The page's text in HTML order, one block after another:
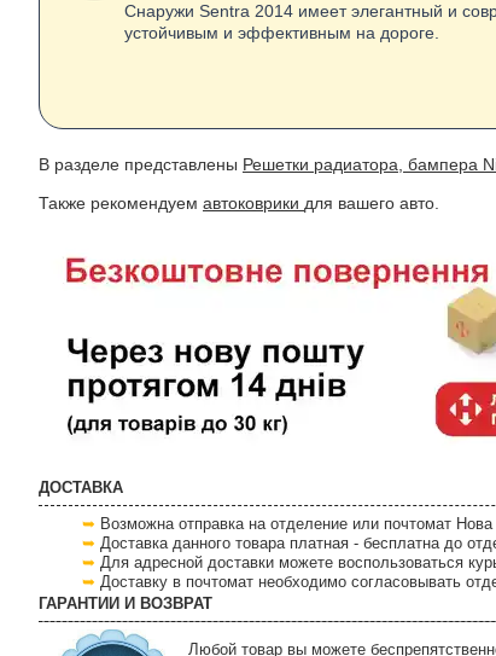
Снаружи Sentra 2014 имеет элегантный и
устойчивым и эффективным на дороге.
В разделе представлены Решетки радиатора, бампера
Также рекомендуем автоковрики для вашего авто.
ДОСТАВКА
Возможна отправка на отделение или почтомат
Доставка данного товара платная - бесплатна до
Для адресной доставки можете воспользоваться
Доставку в почтомат необходимо согласовывать
ГАРАНТИИ И ВОЗВРАТ
Любой товар вы можете